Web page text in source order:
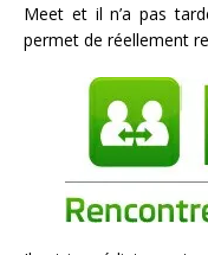
Meet et il n’a pas
permet de réellement